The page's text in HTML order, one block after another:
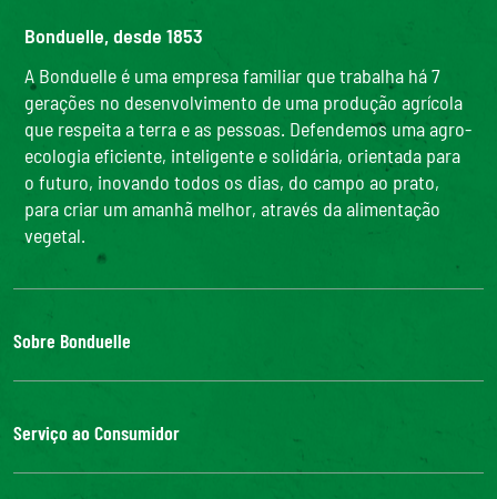
Bonduelle, desde 1853
A Bonduelle é uma empresa familiar que trabalha há 7
gerações no desenvolvimento de uma produção agrícola
que respeita a terra e as pessoas. Defendemos uma agro-
ecologia eficiente, inteligente e solidária, orientada para
o futuro, inovando todos os dias, do campo ao prato,
para criar um amanhã melhor, através da alimentação
vegetal.
Sobre Bonduelle
O Grupo Bonduelle
Do campo à mesa
Bonduelle Food Service
Serviço ao Consumidor
Contacte-nos